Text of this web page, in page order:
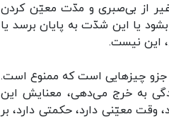
غیر از بی‌صبری و مدّت معیّن کردن
یا این شدّت به پایان برسد یا
این نیست.
جزو چیزهایی است که ممنوع است.
به خرج می‌دهی، معنایش این
وقت معیّنی دارد، حکمتی دارد، بر